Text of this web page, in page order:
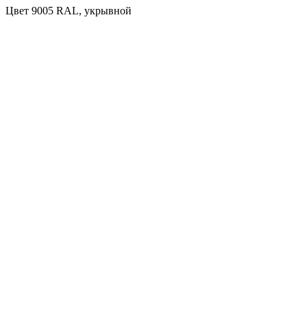
Цвет 9005 RAL, укрывной